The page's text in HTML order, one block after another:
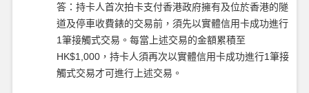
答：持卡人首次拍卡支付香港政府擁有及位於香港的隧
道及停車收費錶的交易前，須先以實體信用卡成功進行
1筆接觸式交易。每當上述交易的金額累積至
HK$1,000，持卡人須再次以實體信用卡成功進行1筆接
觸式交易才可進行上述交易。